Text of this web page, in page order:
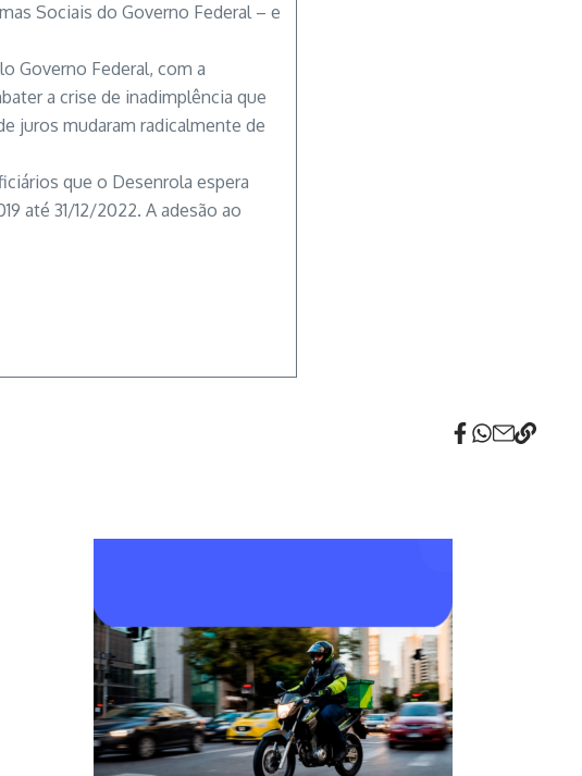
Sociais do Governo Federal – e
Governo Federal, com a
a crise de inadimplência que
juros mudaram radicalmente de
que o Desenrola espera
até 31/12/2022. A adesão ao